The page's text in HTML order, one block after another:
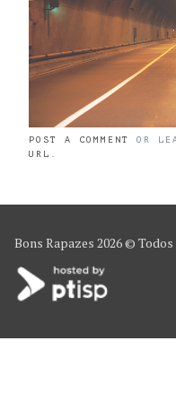
POST A COMMENT OR
URL
Bons Rapazes 2026 ©